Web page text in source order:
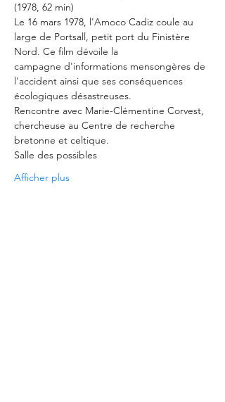
(1978, 62 min)
Le 16 mars 1978, l'Amoco Cadiz coule au
large de Portsall, petit port du Finistère
Nord. Ce film dévoile la
campagne d'informations mensongères de
l'accident ainsi que ses conséquences
écologiques désastreuses.
Rencontre avec Marie-Clémentine Corvest,
chercheuse au Centre de recherche
bretonne et celtique.
Salle des possibles
Afficher plus